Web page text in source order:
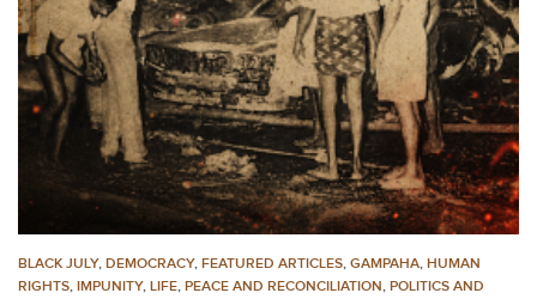
BLACK JULY, DEMOCRACY, FEATURED ARTICLES, GAMPAHA, HUMAN
RIGHTS, IMPUNITY, LIFE, PEACE AND RECONCILIATION, POLITICS AND